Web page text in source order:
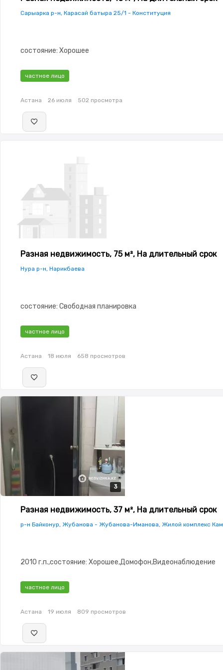
Сарыарка р-н, Карасай батыра 25/1 - Конституция
состояние: Хорошее
частное лицо
Астана 26 июля 502 просмотра
Разная недвижимость, 75 м², На длительный срок
Нура р-н, Нарикбаева
состояние: Свободная планировка
частное лицо
Астана 18 июля 658 просмотров
3
3
3
Разная недвижимость, 37 м², На длительный срок
р-н Байконур, Жубанова - Жубанова-Иманова, Жилой комплекс
2010 г.п.,состояние: Хорошее,Домофон,Видеонаблюдение
частное лицо
Астана 19 июля 809 просмотров